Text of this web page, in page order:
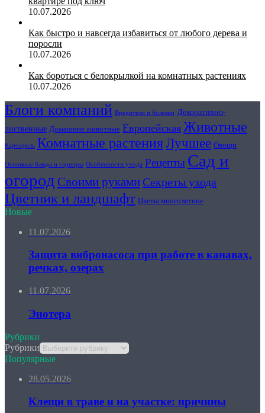
10.07.2026
Как быстро и навсегда избавиться от любого дерева и
поросли
10.07.2026
Как бороться с белокрылкой на комнатных растениях
10.07.2026
Блоги компаний Вредители и болезни Декоративно-
лиственные Домашние животные Европейская Животные
Картофель Комнатные растенияЛучшее Овощи
Основные блюда и гарниры Особенности ухода Рецепты Сад и
огород Своими рукамиСекреты ухода
Цветник и ландшафт Цветы многолетние
Новые
11.07.2026
Защита вибронасоса при работе в канавах,
речках, озерах
11.07.2026
Энотера
Рубрики
Рубрики
Популярные
28.05.2026
Клещи в траве и на участке: причины